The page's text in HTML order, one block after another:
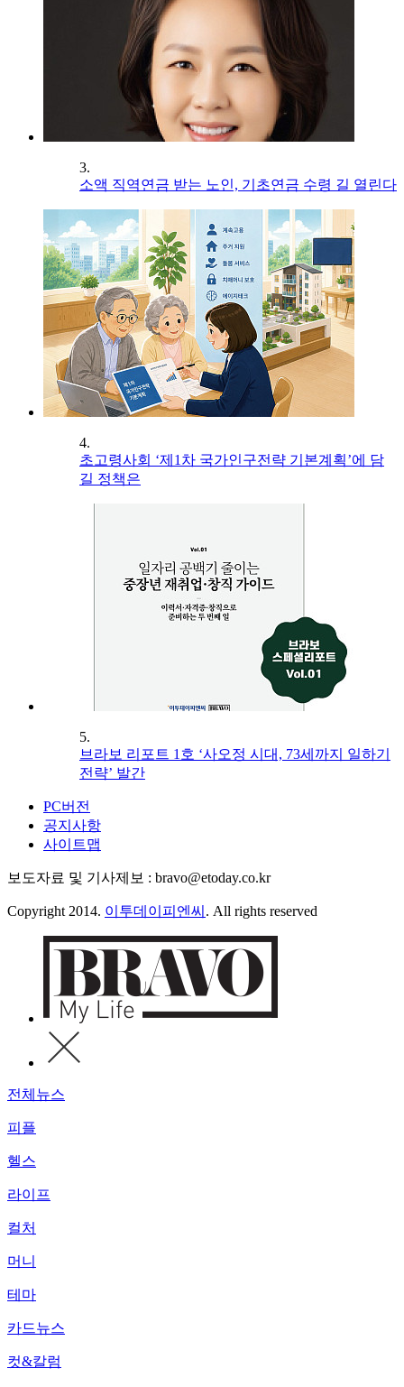
3.
소액 직역연금 받는 노인, 기초연금 수령 길 열린다
4.
초고령사회 ‘제1차 국가인구전략 기본계획’에 담
길 정책은
5.
브라보 리포트 1호 ‘사오정 시대, 73세까지 일하기
전략’ 발간
PC버전
공지사항
사이트맵
보도자료 및 기사제보 : bravo@etoday.co.kr
Copyright 2014. 이투데이피엔씨 . All rights reserved
전체뉴스
피플
헬스
라이프
컬처
머니
테마
카드뉴스
컷&칼럼